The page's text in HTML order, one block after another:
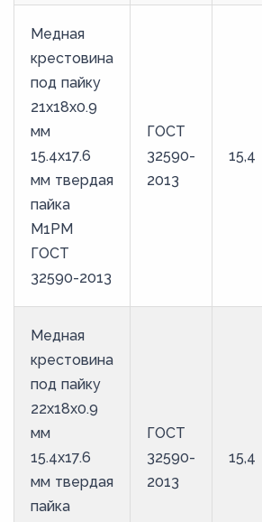
Медная
крестовина
под пайку
21х18х0.9
мм
15.4х17.6
мм твердая
пайка
М1РМ
ГОСТ
32590-2013
ГОСТ
32590-
2013
15,4
Медная
крестовина
под пайку
22х18х0.9
мм
15.4х17.6
мм твердая
пайка
ГОСТ
32590-
2013
15,4